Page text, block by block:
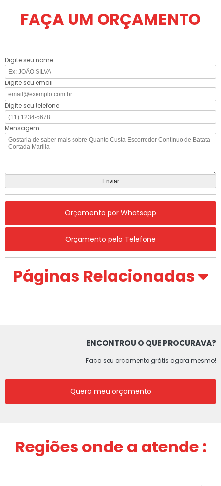
FAÇA UM ORÇAMENTO
Digite seu nome
Digite seu email
Digite seu telefone
Mensagem
Orçamento por Whatsapp
Orçamento pelo Telefone
Páginas Relacionadas
ENCONTROU O QUE PROCURAVA?
Faça seu orçamento grátis agora mesmo!
Quero meu orçamento
Regiões onde a atende :